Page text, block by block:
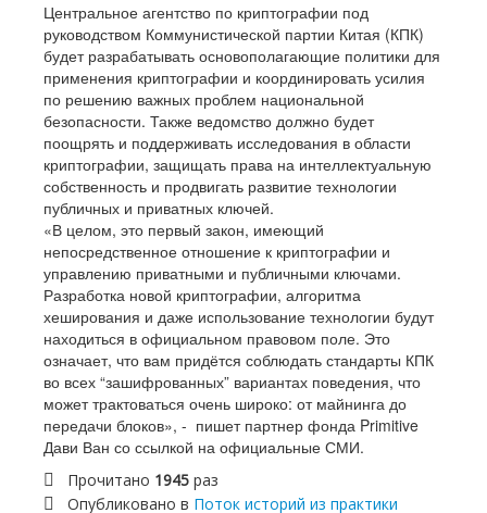
Центральное агентство по криптографии под
руководством Коммунистической партии Китая (КПК)
будет разрабатывать основополагающие политики для
применения криптографии и координировать усилия
по решению важных проблем национальной
безопасности. Также ведомство должно будет
поощрять и поддерживать исследования в области
криптографии, защищать права на интеллектуальную
собственность и продвигать развитие технологии
публичных и приватных ключей.
«В целом, это первый закон, имеющий
непосредственное отношение к криптографии и
управлению приватными и публичными ключами.
Разработка новой криптографии, алгоритма
хеширования и даже использование технологии будут
находиться в официальном правовом поле. Это
означает, что вам придётся соблюдать стандарты КПК
во всех “зашифрованных” вариантах поведения, что
может трактоваться очень широко: от майнинга до
передачи блоков», - пишет партнер фонда Primitive
Дави Ван со ссылкой на официальные СМИ.
Прочитано 1945 раз
Опубликовано в Поток историй из практики